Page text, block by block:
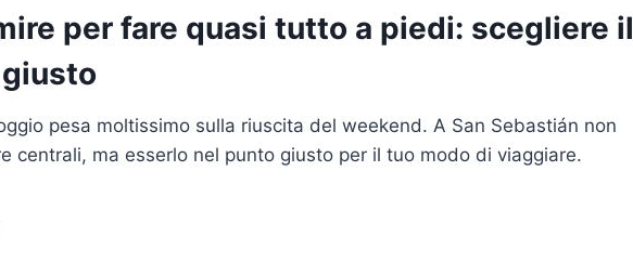
per fare quasi tutto a piedi: scegliere il
pesa moltissimo sulla riuscita del weekend. A San Sebastián non
centrali, ma esserlo nel punto giusto per il tuo modo di viaggiare.